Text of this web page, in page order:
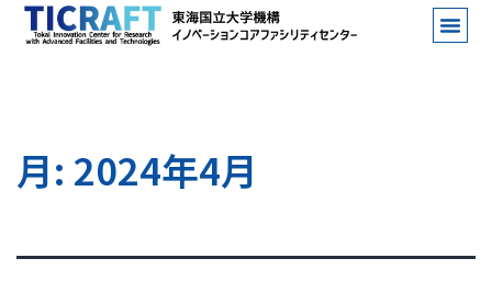
月: 2024年4月